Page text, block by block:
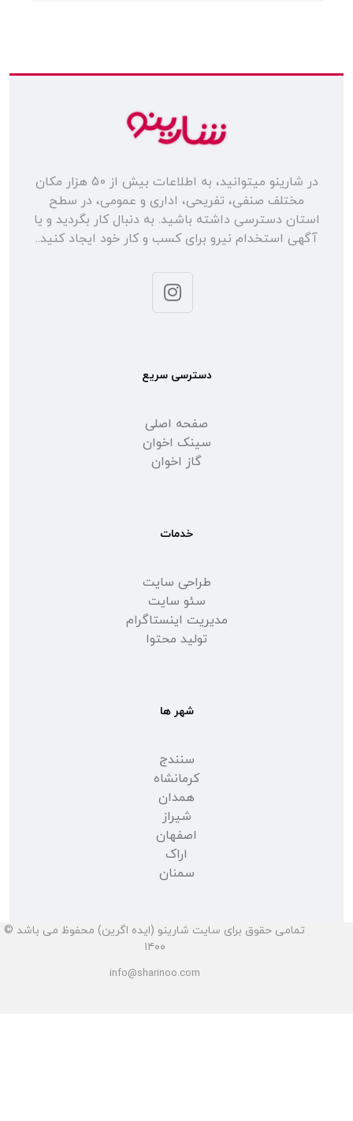
در شارینو میتوانید، به اطلاعات بیش از 50 هزار مکان
مختلف صنفی، تفریحی، اداری و عمومی، در سطح
استان دسترسی داشته باشید. به دنبال کار بگردید و یا
آگهی استخدام نیرو برای کسب و کار خود ایجاد کنید..
دسترسی سریع
صفحه اصلی
سینک اخوان
گاز اخوان
خدمات
طراحی سایت
سئو سایت
مدیریت اینستاگرام
تولید محتوا
شهر ها
سنندج
کرمانشاه
همدان
شیراز
اصفهان
اراک
سمنان
تمامی حقوق برای سایت شارینو (ایده اگرین) محفوظ می باشد ©
۱۴۰۰
info@sharinoo.com